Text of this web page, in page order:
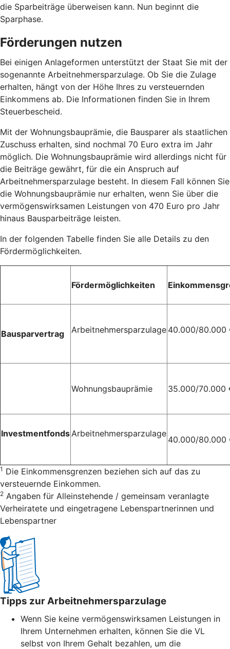
die Sparbeiträge überweisen kann. Nun beginnt die
Sparphase.
Förderungen nutzen
Bei einigen Anlageformen unterstützt der Staat Sie mit der
sogenannte Arbeitnehmersparzulage. Ob Sie die Zulage
erhalten, hängt von der Höhe Ihres zu versteuernden
Einkommens ab. Die Informationen finden Sie in Ihrem
Steuerbescheid.
Mit der Wohnungsbauprämie, die Bausparer als staatlichen
Zuschuss erhalten, sind nochmal 70 Euro extra im Jahr
möglich. Die Wohnungsbauprämie wird allerdings nicht für
die Beiträge gewährt, für die ein Anspruch auf
Arbeitnehmersparzulage besteht. In diesem Fall können Sie
die Wohnungsbauprämie nur erhalten, wenn Sie über die
vermögenswirksamen Leistungen von 470 Euro pro Jahr
hinaus Bausparbeiträge leisten.
In der folgenden Tabelle finden Sie alle Details zu den
Fördermöglichkeiten.
Fördermöglichkeiten
Bausparvertrag Arbeitnehmersparzulage 40.000/80.000
Wohnungsbauprämie 35.000/70.000
Investmentfonds Arbeitnehmersparzulage
40.000/80.000
1 Die Einkommensgrenzen beziehen sich auf das zu
versteuernde Einkommen.
2 Angaben für Alleinstehende / gemeinsam veranlagte
Verheiratete und eingetragene Lebenspartnerinnen und
Lebenspartner
Tipps zur Arbeitnehmersparzulage
Wenn Sie keine vermögenswirksamen Leistungen in
Ihrem Unternehmen erhalten, können Sie die VL
selbst von Ihrem Gehalt bezahlen, um die